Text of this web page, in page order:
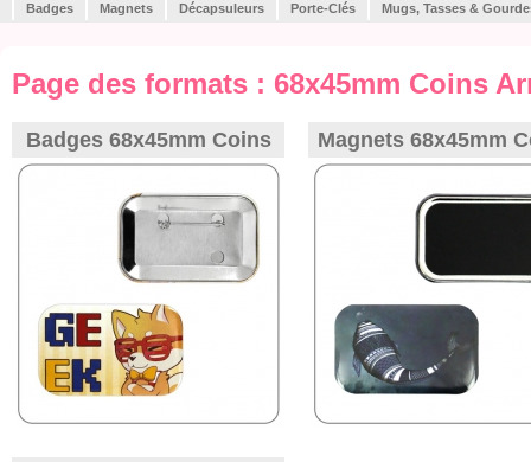
Badges Magnets Décapsuleurs Porte-Clés Mugs, Tasses &
Page des formats : 68x45mm Coins
Badges 68x45mm Coins
Magnets 68x45mm